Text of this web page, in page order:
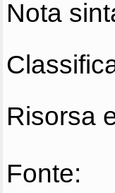
Nota
Risorsa
Fonte: